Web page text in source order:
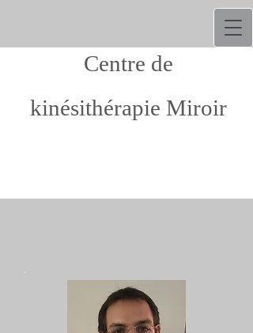
Centre de
kinésithérapie Miroir